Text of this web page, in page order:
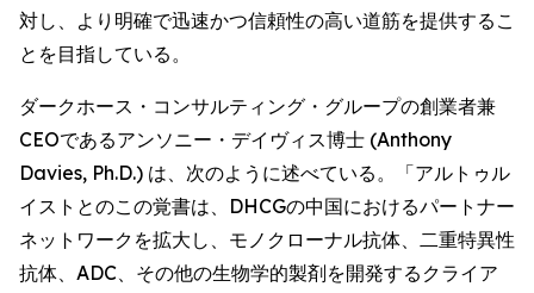
対し、より明確で迅速かつ信頼性の高い道筋を提供するこ
とを目指している。
ダークホース・コンサルティング・グループの創業者兼
CEOであるアンソニー・デイヴィス博士 (Anthony
Davies, Ph.D.) は、次のように述べている。「アルトゥル
イストとのこの覚書は、DHCGの中国におけるパートナー
ネットワークを拡大し、モノクローナル抗体、二重特異性
抗体、ADC、その他の生物学的製剤を開発するクライア